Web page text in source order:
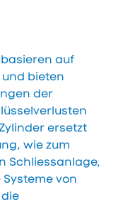
auf
bieten
der
ersetzt
wie zum
Schliessanlage,
von